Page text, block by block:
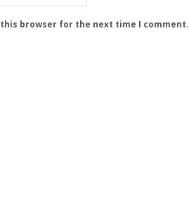
browser for the next time I comment.